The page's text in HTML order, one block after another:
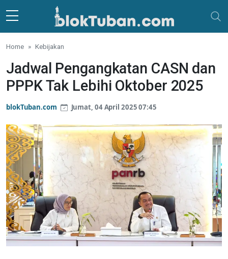
Skip to main content
Home Kebijakan
Jadwal Pengangkatan CASN dan
PPPK Tak Lebihi Oktober 2025
blokTuban.com Jumat, 04 April 2025 07:45